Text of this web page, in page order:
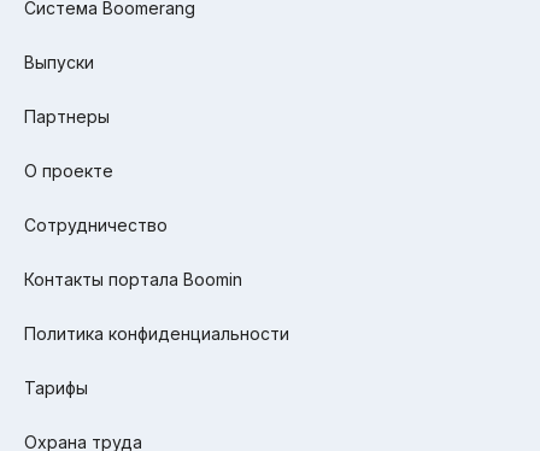
Система Boomerang
Выпуски
Партнеры
О проекте
Сотрудничество
Контакты портала Boomin
Политика конфиденциальности
Тарифы
Охрана труда